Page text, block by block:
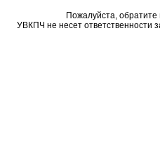
Пожалуйста,
УВКПЧ не несет ответственности